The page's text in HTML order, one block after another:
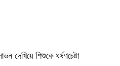
দেখিয়ে শিশুকে ধর্ষণচেষ্টা